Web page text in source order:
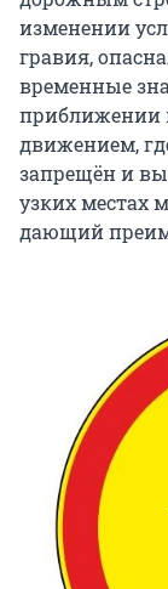
изменении
гравия,
временные
приближении
движением,
запрещён и
узких местах
дающий